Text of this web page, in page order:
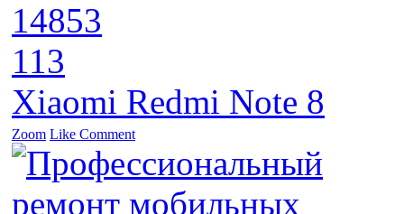
14853
113
Xiaomi Redmi Note 8
Zoom Like Comment